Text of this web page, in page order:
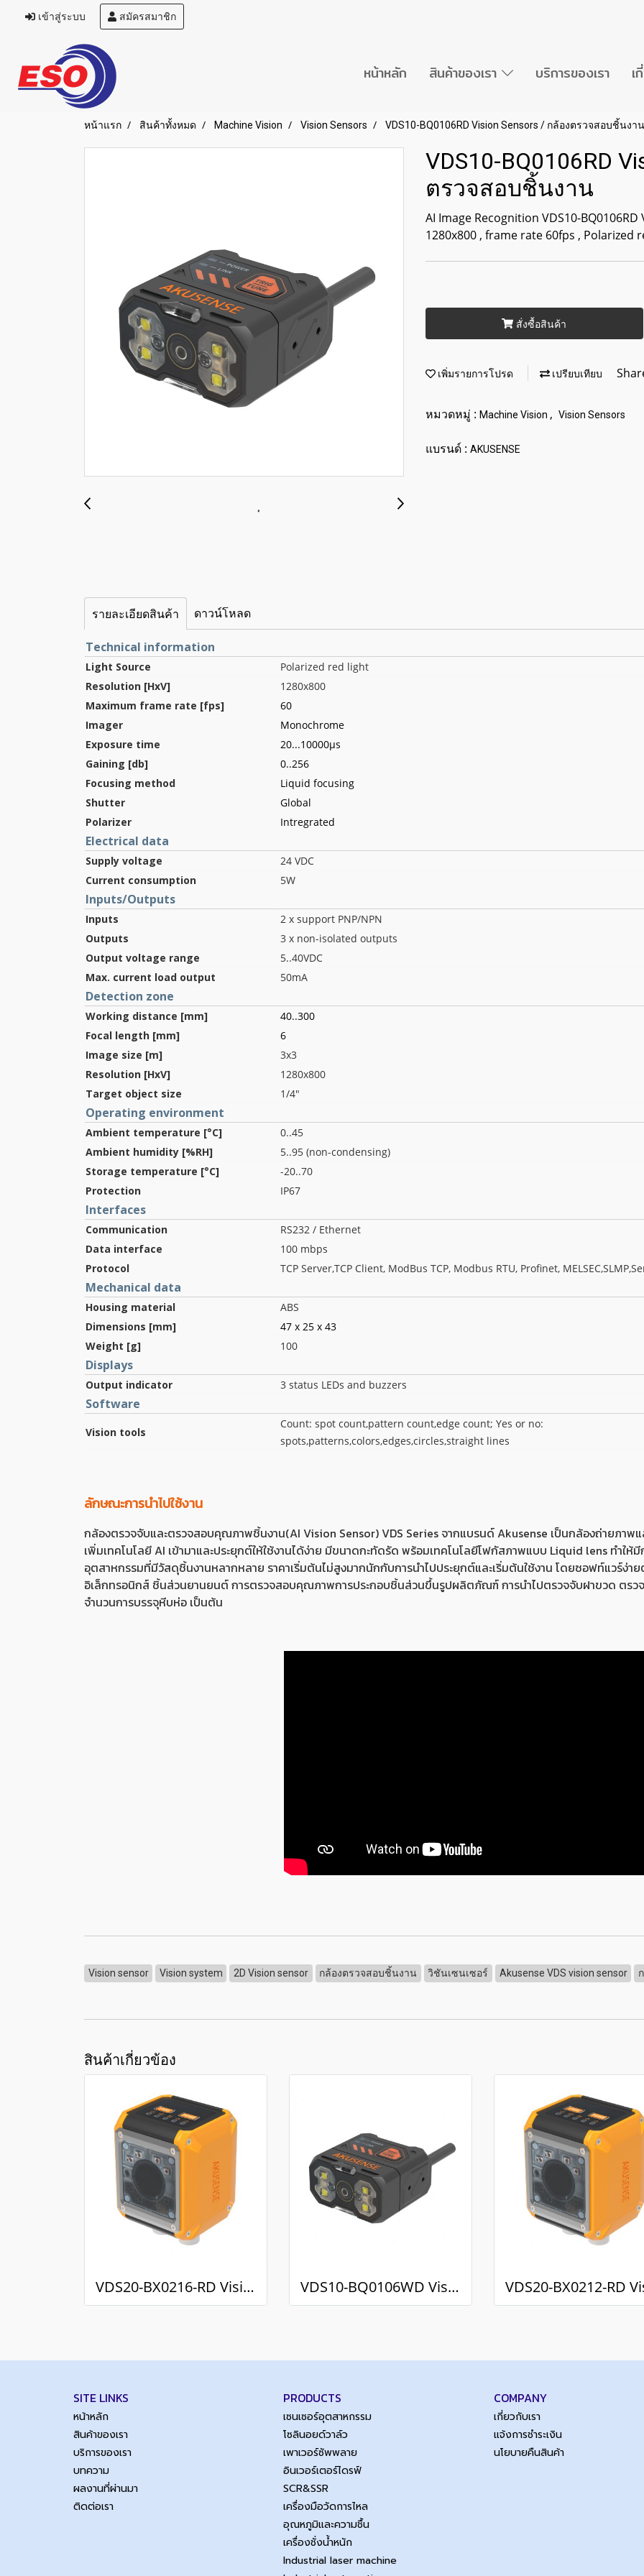
เข้าสู่ระบบ สมัครสมาชิก
หน้าหลัก สินค้าของเรา บริการของเรา เ
หน้าแรก สินค้าทั้งหมด Machine Vision Vision Sensors VDS10-BQ0106RD Vision Sensors / กล้องตรวจสอบชิ้นงาน
VDS10-BQ0106RD
ตรวจสอบชิ้นงาน
AI Image Recognition VDS10-
1280x800 , frame rate 60fps , Polarized
สั่งซื้อสินค้า
เพิ่มรายการโปรด เปรียบเทียบ
หมวดหมู่ : Machine Vision , Vision Sensors
แบรนด์ : AKUSENSE
รายละเอียดสินค้า ดาวน์โหลด
Technical information
Light Source
Polarized red light
Resolution [HxV]
1280x800
Maximum frame rate [fps]
60
Imager
Monochrome
Exposure time
20...10000μs
Gaining [db]
0..256
Focusing method
Liquid focusing
Shutter
Global
Polarizer
Intregrated
Electrical data
Supply voltage
24 VDC
Current consumption
5W
Inputs/Outputs
Inputs
2 x support PNP/NPN
Outputs
3 x non-isolated outputs
Output voltage range
5..40VDC
Max. current load output
50mA
Detection zone
Working distance [mm]
40..300
Focal length [mm]
6
Image size [m]
3x3
Resolution [HxV]
1280x800
Target object size
1/4"
Operating environment
Ambient temperature [°C]
0..45
Ambient humidity [%RH]
5..95 (non-condensing)
Storage temperature [°C]
-20..70
Protection
IP67
Interfaces
Communication
RS232 / Ethernet
Data interface
100 mbps
Protocol
TCP Server,TCP Client, ModBus TCP, Modbus RTU, Profinet,
Mechanical data
Housing material
ABS
Dimensions [mm]
47 x 25 x 43
Weight [g]
100
Displays
Output indicator 3 status LEDs and buzzers
Software
Vision tools
Count: spot count,pattern count,edge count; Yes or no:
spots,patterns,colors,edges,circles,straight lines
ลักษณะการนำไปใช้งาน
กล้องตรวจจับและตรวจสอบคุณภาพชิ้นงาน(AI Vision Sensor) VDS Series จากแบรนด์ Akusense เป็นกล้องถ่ายภา
เพิ่มเทคโนโลยี AI เข้ามาและประยุกต์ให้ใช้งานได้ง่าย มีขนาดกะทัดรัด พร้อมเทคโนโลยีโฟกัสภาพแบบ Liquid lens ทำให้
อุตสาหกรรมที่มีวัสดุชิ้นงานหลากหลาย ราคาเริ่มต้นไม่สูงมากนักกับการนำไปประยุกต์และเริ่มต้นใช้งาน โดยซอฟท์แวร์ง่
อิเล็กทรอนิกส์ ชิ้นส่วนยานยนต์ การตรวจสอบคุณภาพการประกอบชิ้นส่วนขึ้นรูปผลิตภัณฑ์ การนำไปตรวจจับฝาขวด ตรว
จำนวนการบรรจุหีบห่อ เป็นต้น
Vision sensor Vision system 2D Vision sensor กล้องตรวจสอบชิ้นงาน วิชันเซนเซอร์ Akusense VDS vision sensor
สินค้าเกี่ยวข้อง
VDS20-BX0216-RD Vision Sensors / กล้องตรวจสอบชิ้นงาน VDS10-BQ0106WD Vision Sensors / กล้องตรวจสอบชิ้นงาน
SITE LINKS
หน้าหลัก
สินค้าของเรา
บริการของเรา
บทความ
ผลงานที่ผ่านมา
ติดต่อเรา
PRODUCTS
เซนเซอร์อุตสาหกรรม
โซลินอยด์วาล์ว
เพาเวอร์ซัพพลาย
อินเวอร์เตอร์ไดรฟ์
SCR&SSR
เครื่องมือวัดการไหล
อุณหภูมิและความชื้น
เครื่องชั่งน้ำหนัก
Industrial laser machine
COMPANY
เกี่ยวกับเรา
แจ้งการชำระเงิน
นโยบายคืนสินค้า